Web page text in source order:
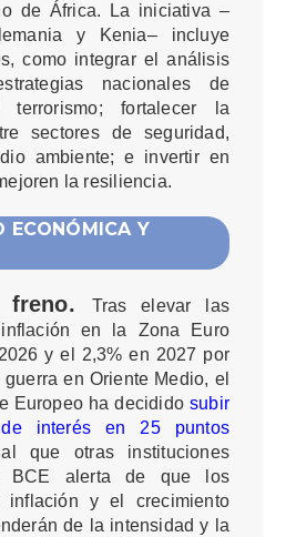
de África. La iniciativa –
y Kenia– incluye
como integrar el análisis
nacionales de
terrorismo; fortalecer la
sectores de seguridad,
ambiente; e invertir en
la resiliencia.
ECONÓMICA Y
freno.
Tras elevar las
en la Zona Euro
y el 2,3% en 2027 por
en Oriente Medio, el
Europeo ha decidido subir
interés en 25 puntos
que otras instituciones
BCE alerta de que los
inflación y el crecimiento
de la intensidad y la